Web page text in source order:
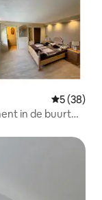
5 (38)
in de buurt